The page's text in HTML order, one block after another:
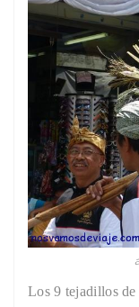
Los 9 tejadillos